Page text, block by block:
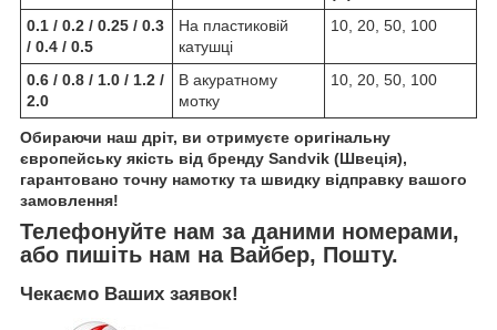
0.1 / 0.2 / 0.25 / 0.3
/ 0.4 / 0.5
На пластиковій
катушці
10, 20, 50, 100
0.6 / 0.8 / 1.0 / 1.2 /
2.0
В акуратному
мотку
10, 20, 50, 100
Обираючи наш дріт, ви отримуєте оригінальну
європейську якість від бренду Sandvik (Швеція),
гарантовано точну намотку та швидку відправку вашого
замовлення!
Телефонуйте нам за даними номерами,
або пишіть нам на Вайбер, Пошту.
Чекаємо Ваших заявок!